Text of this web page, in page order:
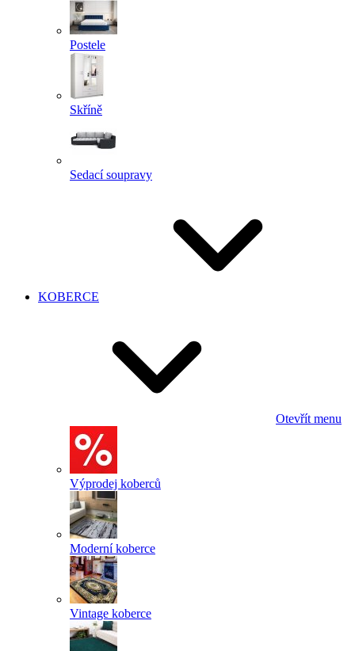
Postele
Skříně
Sedací soupravy
KOBERCE
Otevřít menu
Výprodej koberců
Moderní koberce
Vintage koberce